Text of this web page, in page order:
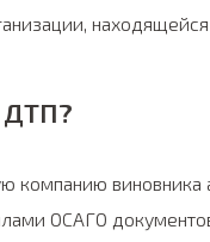
ДТП?
виновника
ОСАГО